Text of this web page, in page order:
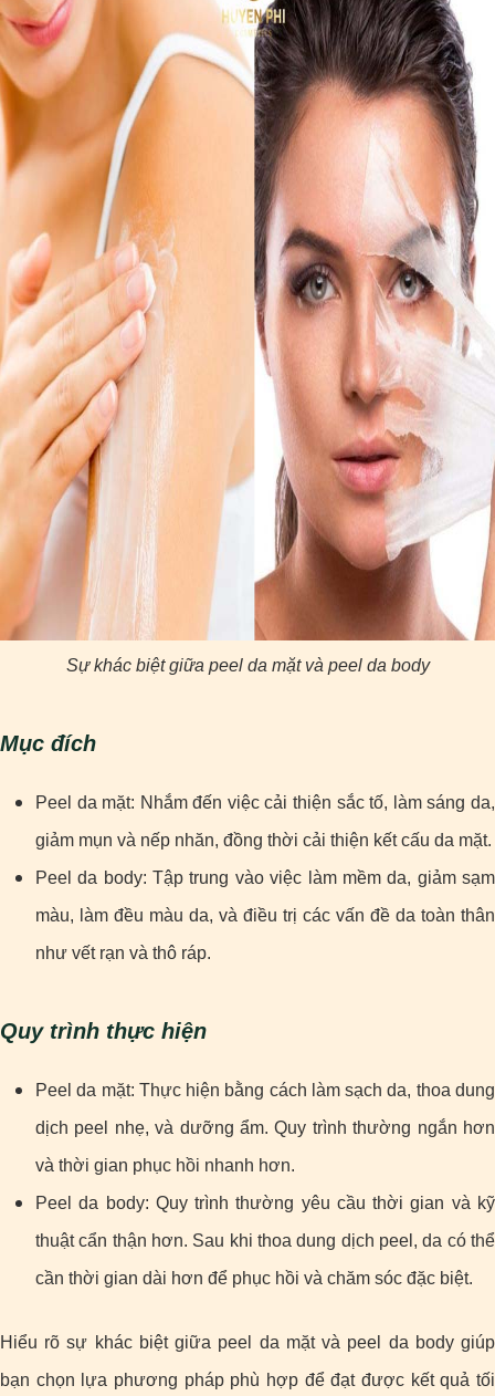
Sự khác biệt giữa peel da mặt và peel da body
Mục đích
Peel da mặt: Nhắm đến việc cải thiện sắc tố, làm sáng da,
giảm mụn và nếp nhăn, đồng thời cải thiện kết cấu da mặt.
Peel da body: Tập trung vào việc làm mềm da, giảm sạm
màu, làm đều màu da, và điều trị các vấn đề da toàn thân
như vết rạn và thô ráp.
Quy trình thực hiện
Peel da mặt: Thực hiện bằng cách làm sạch da, thoa dung
dịch peel nhẹ, và dưỡng ẩm. Quy trình thường ngắn hơn
và thời gian phục hồi nhanh hơn.
Peel da body: Quy trình thường yêu cầu thời gian và kỹ
thuật cẩn thận hơn. Sau khi thoa dung dịch peel, da có thể
cần thời gian dài hơn để phục hồi và chăm sóc đặc biệt.
Hiểu rõ sự khác biệt giữa peel da mặt và peel da body giúp
bạn chọn lựa phương pháp phù hợp để đạt được kết quả tối